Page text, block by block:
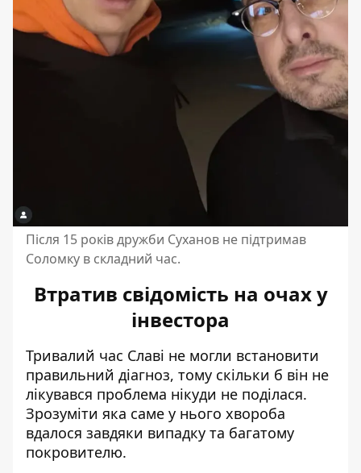
Після 15 років дружби Суханов не підтримав
Соломку в складний час.
Втратив свідомість на очах у
інвестора
Тривалий час Славі не могли встановити
правильний діагноз, тому скільки б він не
лікувався проблема нікуди не поділася.
Зрозуміти яка саме у нього хвороба
вдалося завдяки випадку та багатому
покровителю.